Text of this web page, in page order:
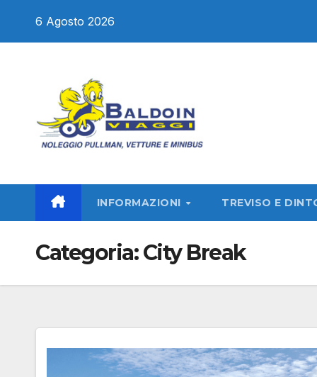
6 Agosto 2026
INFORMAZIONI TREVISO E
Categoria:City Break